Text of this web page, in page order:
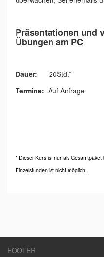
Präsentationen und
Übungen am PC
Dauer: 20Std.*
Termine: Auf Anfrage
* Dieser Kurs ist nur als
Einzelstunden ist nicht möglich.
FOOTER